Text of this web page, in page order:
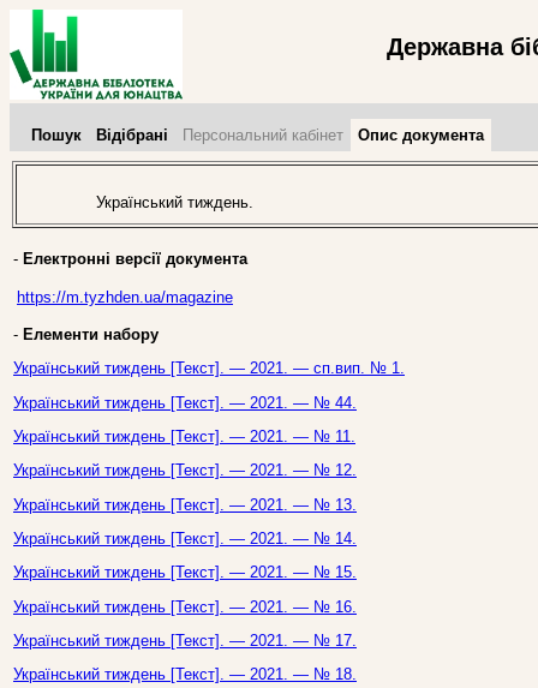
Державна
Пошук Відібрані Персональний кабінет Опис документа
Український тиждень.
- Електронні версії документа
https://m.tyzhden.ua/magazine
- Елементи набору
Український тиждень [Текст]. — 2021. — сп.вип. № 1.
Український тиждень [Текст]. — 2021. — № 44.
Український тиждень [Текст]. — 2021. — № 11.
Український тиждень [Текст]. — 2021. — № 12.
Український тиждень [Текст]. — 2021. — № 13.
Український тиждень [Текст]. — 2021. — № 14.
Український тиждень [Текст]. — 2021. — № 15.
Український тиждень [Текст]. — 2021. — № 16.
Український тиждень [Текст]. — 2021. — № 17.
Український тиждень [Текст]. — 2021. — № 18.